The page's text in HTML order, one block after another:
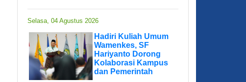
Selasa, 04 Agustus 2026
Hadiri Kuliah Umum
Wamenkes, SF
Hariyanto Dorong
Kolaborasi Kampus
dan Pemerintah